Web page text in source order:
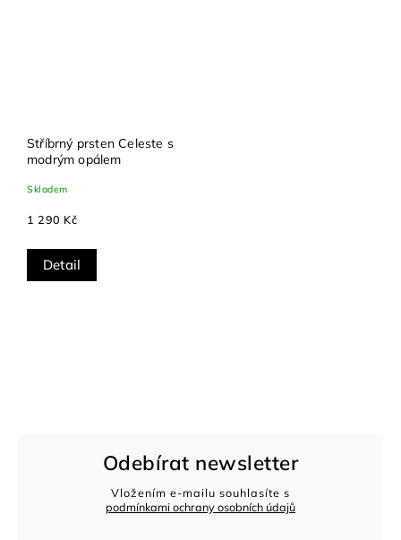
Stříbrný prsten Celeste s
modrým opálem
Skladem
1 290 Kč
Detail
Odebírat newsletter
Vložením e-mailu souhlasíte s
podmínkami ochrany osobních údajů